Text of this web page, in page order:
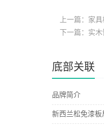
上一篇：家
下一篇：实
底部关联
品牌简介
新西兰松免漆